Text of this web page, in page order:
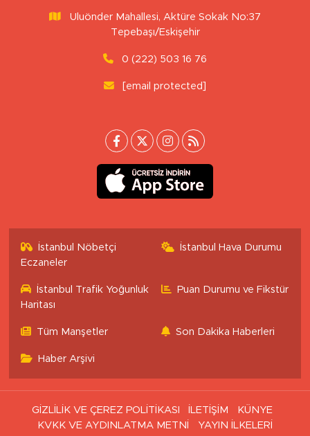
Uluönder Mahallesi, Aktüre Sokak No:37
Tepebaşı/Eskişehir
0 (222) 503 16 76
[email protected]
İstanbul Nöbetçi
Eczaneler
İstanbul Hava Durumu
İstanbul Trafik Yoğunluk
Haritası
Puan Durumu ve Fikstür
Tüm Manşetler Son Dakika Haberleri
Haber Arşivi
GİZLİLİK VE ÇEREZ POLİTİKASI İLETİŞİM
KÜNYE
KVKK VE AYDINLATMA METNİ
YAYIN İLKELERİ